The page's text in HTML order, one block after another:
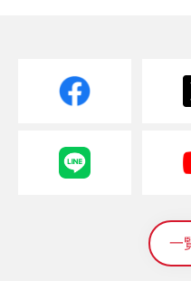
一